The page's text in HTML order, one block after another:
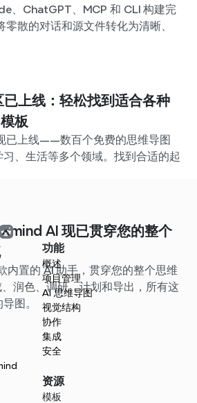
、ChatGPT、MCP 和 CLI 构建完
散的对话和源文件转化为清晰、
上线：轻松找到适合各种
板
已上线——数百个免费的思维导图
、生活等多个领域。找到合适的起
AI 现已贯穿您的整个
内置的 AI 助手，贯穿您的整个思维
润色、调研、计划和导出，所有这
图。
功能
概述
项目管理
AI 思维导图
视觉结构
协作
集成
安全
资源
模板